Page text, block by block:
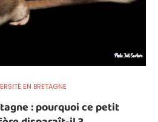
EN BRETAGNE
: pourquoi ce petit